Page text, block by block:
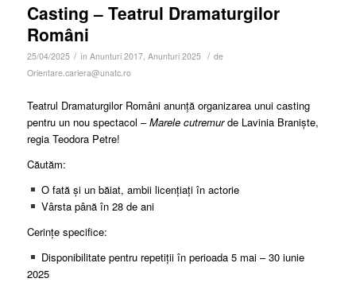
Casting – Teatrul Dramaturgilor
Români
25/04/2025 / în Anunturi 2017, Anunturi 2025 / de
Orientare.cariera@unatc.ro
Teatrul Dramaturgilor Români anunță organizarea unui casting
pentru un nou spectacol –Marele cutremurde Lavinia Braniște,
regia Teodora Petre!
Căutăm:
O fată și un băiat, ambii licențiați în actorie
Vârsta până în 28 de ani
Cerințe specifice:
Disponibilitate pentru repetiții în perioada 5 mai – 30 iunie
2025